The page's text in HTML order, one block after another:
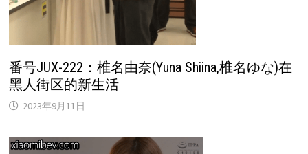
番号JUX-222：椎名由奈(Yuna Shiina,椎名ゆな)在
黑人街区的新生活
2023年9月11日